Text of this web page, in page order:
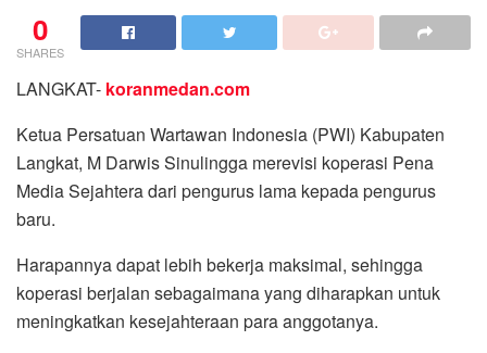
0
SHARES
LANGKAT- koranmedan.com
Ketua Persatuan Wartawan Indonesia (PWI) Kabupaten
Langkat, M Darwis Sinulingga merevisi koperasi Pena
Media Sejahtera dari pengurus lama kepada pengurus
baru.
Harapannya dapat lebih bekerja maksimal, sehingga
koperasi berjalan sebagaimana yang diharapkan untuk
meningkatkan kesejahteraan para anggotanya.